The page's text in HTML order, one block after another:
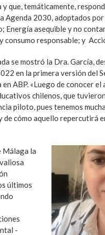
que, temáticamente,
2030, adoptados por
Energía asequible y no
consumo responsable; y
se mostró la Dra. García,
en la primera versión del
ABP. «Luego de conocer el
chilenos, que
piloto, pues tenemos
de cómo aquello repercutirá
Málaga la
últimos
-